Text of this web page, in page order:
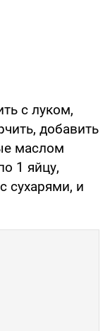
с луком,
добавить
маслом
1 яйцу,
сухарями, и